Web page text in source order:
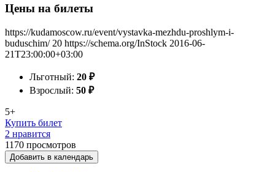
Цены на билеты
https://kudamoscow.ru/event/vystavka-mezhdu-proshlym-i-
buduschim/ 20 https://schema.org/InStock 2016-06-
21T23:00:00+03:00
Льготный: 20 ₽
Взрослый: 50 ₽
5+
Купить билет
2 нравится
1170 просмотров
Добавить в календарь